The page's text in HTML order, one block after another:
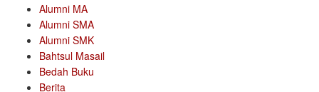
Alumni MA
Alumni SMA
Alumni SMK
Bahtsul Masail
Bedah Buku
Berita